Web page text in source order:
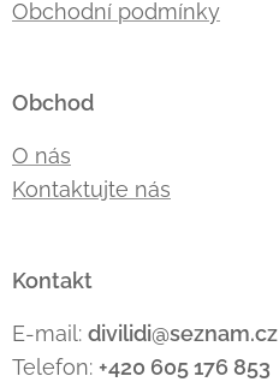
Obchodní podmínky
Obchod
O nás
Kontaktujte nás
Kontakt
E-mail: divilidi@seznam.cz
Telefon: +420 605 176 853